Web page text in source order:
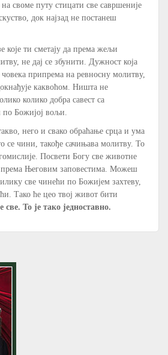
своме путу стицати све савршеније
док најзад не постанеш
које ти сметају да према жељи
не дај се збунити. Дужност која
припрема на ревносну молитву,
каквоћом. Ништа не
колико добра савест са
по Божијој вољи.
него и свако обраћање срца и ума
чини, такође сачињава молитву. То
Посвети Богу све животне
према Његовим заповестима. Можеш
све чинећи по Божијем захтеву,
Тако ће цео твој живот бити
све. То је тако једноставно.